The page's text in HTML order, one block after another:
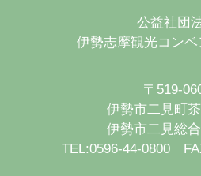
公益社団
伊勢志摩観光コン
〒519-
伊勢市二見町
伊勢市二見総
TEL:0596-44-0800